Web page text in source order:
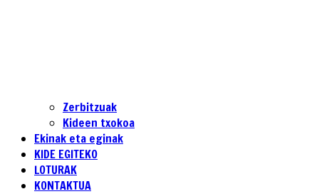
Zerbitzuak
Kideen txokoa
Ekinak eta eginak
KIDE EGITEKO
LOTURAK
KONTAKTUA